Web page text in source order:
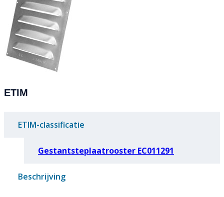
ETIM
ETIM-classificatie
Gestantsteplaatrooster EC011291
Beschrijving